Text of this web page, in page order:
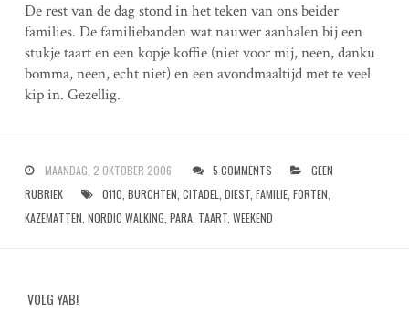
De rest van de dag stond in het teken van ons beider
families. De familiebanden wat nauwer aanhalen bij een
stukje taart en een kopje koffie (niet voor mij, neen, danku
bomma, neen, echt niet) en een avondmaaltijd met te veel
kip in. Gezellig.
MAANDAG, 2 OKTOBER 2006 5 COMMENTS
GEEN
RUBRIEK
0110 BURCHTEN CITADEL DIEST, FAMILIE, FORTEN
KAZEMATTEN NORDIC WALKING PARA, TAART, WEEKEND
VOLG YAB!